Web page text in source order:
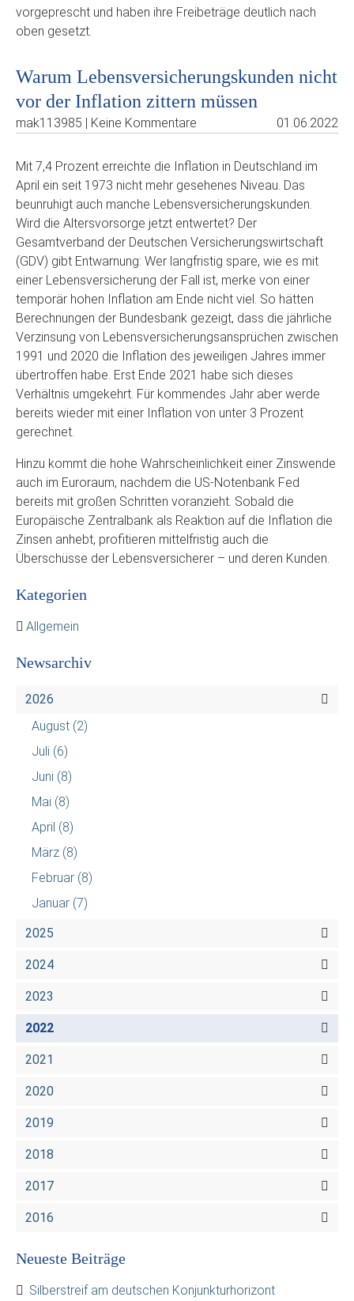
vorgeprescht und haben ihre Freibeträge deutlich nach
oben gesetzt.
Warum Lebensversicherungskunden nicht
vor der Inflation zittern müssen
mak113985 | Keine Kommentare 01.06.2022
Mit 7,4 Prozent erreichte die Inflation in Deutschland im
April ein seit 1973 nicht mehr gesehenes Niveau. Das
beunruhigt auch manche Lebensversicherungskunden.
Wird die Altersvorsorge jetzt entwertet? Der
Gesamtverband der Deutschen Versicherungswirtschaft
(GDV) gibt Entwarnung: Wer langfristig spare, wie es mit
einer Lebensversicherung der Fall ist, merke von einer
temporär hohen Inflation am Ende nicht viel. So hätten
Berechnungen der Bundesbank gezeigt, dass die jährliche
Verzinsung von Lebensversicherungsansprüchen zwischen
1991 und 2020 die Inflation des jeweiligen Jahres immer
übertroffen habe. Erst Ende 2021 habe sich dieses
Verhältnis umgekehrt. Für kommendes Jahr aber werde
bereits wieder mit einer Inflation von unter 3 Prozent
gerechnet.
Hinzu kommt die hohe Wahrscheinlichkeit einer Zinswende
auch im Euroraum, nachdem die US-Notenbank Fed
bereits mit großen Schritten voranzieht. Sobald die
Europäische Zentralbank als Reaktion auf die Inflation die
Zinsen anhebt, profitieren mittelfristig auch die
Überschüsse der Lebensversicherer – und deren Kunden.
Kategorien
Allgemein
Newsarchiv
2026
August (2)
Juli (6)
Juni (8)
Mai (8)
April (8)
März (8)
Februar (8)
Januar (7)
2025
2024
2023
2022
2021
2020
2019
2018
2017
2016
Neueste Beiträge
Silberstreif am deutschen Konjunkturhorizont